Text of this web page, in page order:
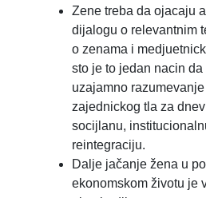
Zene treba da ojacaju
dijalogu o relevantnim
o zenama i
sto je to jedan nacin da
uzajamno
zajednickog tla za
socijlanu,
reintegraciju.
Dalje jačanje žena u
ekonomskom životu je